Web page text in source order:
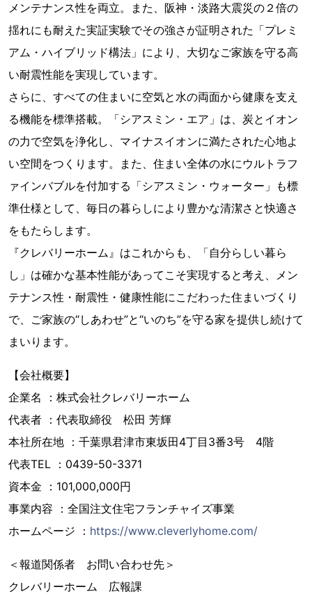
メンテナンス性を両立。また、阪神・淡路大震災の２倍の
揺れにも耐えた実証実験でその強さが証明された「プレミ
アム・ハイブリッド構法」により、大切なご家族を守る高
い耐震性能を実現しています。
さらに、すべての住まいに空気と水の両面から健康を支え
る機能を標準搭載。「シアスミン・エア」は、炭とイオン
の力で空気を浄化し、マイナスイオンに満たされた心地よ
い空間をつくります。また、住まい全体の水にウルトラフ
ァインバブルを付加する「シアスミン・ウォーター」も標
準仕様として、毎日の暮らしにより豊かな清潔さと快適さ
をもたらします。
『クレバリーホーム』はこれからも、「自分らしい暮ら
し」は確かな基本性能があってこそ実現すると考え、メン
テナンス性・耐震性・健康性能にこだわった住まいづくり
で、ご家族の“しあわせ”と“いのち”を守る家を提供し続けて
まいります。
【会社概要】
企業名 ：株式会社クレバリーホーム
代表者 ：代表取締役 松田 芳輝
本社所在地 ：千葉県君津市東坂田4丁目3番3号 4階
代表TEL ：0439-50-3371
資本金 ：101,000,000円
事業内容 ：全国注文住宅フランチャイズ事業
ホームページ ： https://www.cleverlyhome.com/
＜報道関係者 お問い合わせ先＞
クレバリーホーム 広報課